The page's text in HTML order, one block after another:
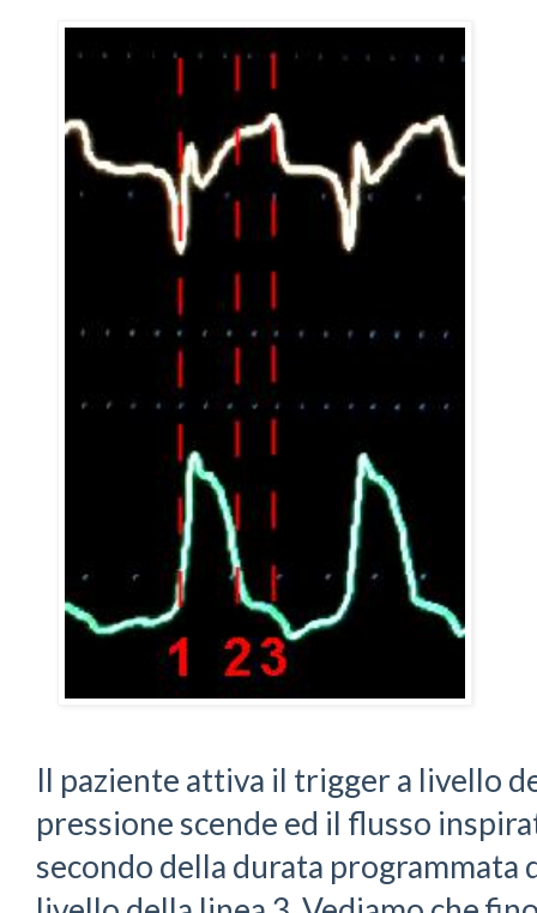
Il paziente attiva il trigger a livello
pressione scende ed il flusso
secondo della durata programmata